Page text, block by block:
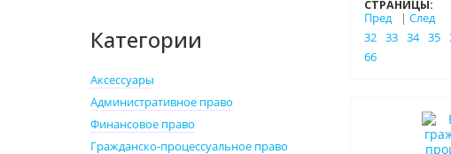
Категории
Аксессуары
Административное право
Финансовое право
Гражданско-процессуальное право
СТРАНИЦЫ:
Пред
| След
32
33 34 35
66